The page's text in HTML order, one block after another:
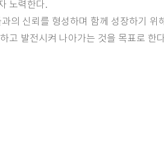
노력한다.
의 신뢰를 형성하며 함께 성장하기 위
고 발전시켜 나아가는 것을 목표로 한